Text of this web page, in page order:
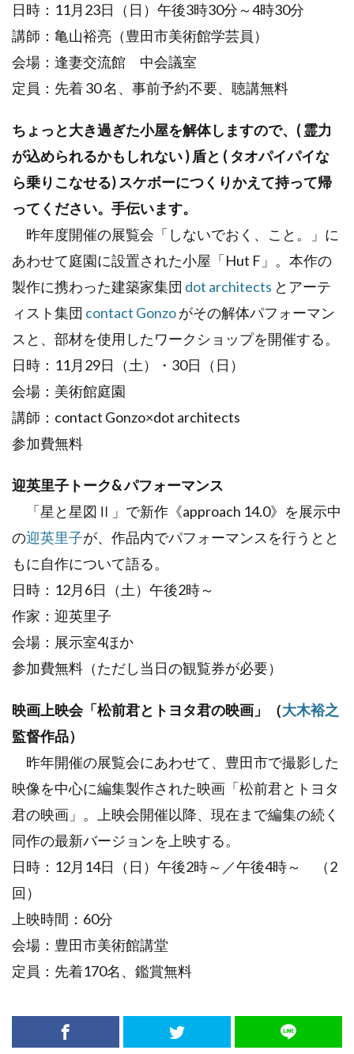
日時：11月23日（日）午後3時30分～4時30分
講師：亀山裕亮（豊田市美術館学芸員）
会場：逢妻交流館 中会議室
定員：先着 30 名、事前予約不要、聴講無料
ちょっと大き過ぎた小屋を解体しますので、( 霊力
が込められるかもしれない ) 盾と ( タオパイパイな
ら乗りこなせる) スケボーにつくりかえて持って帰
ってください。手伝います。
昨年度開催の展覧会「しないでおく、こと。」に
あわせて庭園に設置された小屋「Hut F」。本作の
製作に携わった建築家集団 dot architects とアーテ
ィスト集団 contact Gonzoがその解体パフォーマン
スと、部材を使用したワークショップを開催する。
日時：11月29日（土）・30日（日）
会場：美術館庭園
講師：contact Gonzo×dot architects
参加費無料
迎英里子トーク& パフォーマンス
「星と星図Ⅱ」で新作《approach 14.0》を展示中
の迎英里子が、作品内でパフォーマンスを行うとと
もに自作について語る。
日時：12月6日（土）午後2時～
作家：迎英里子
会場：展示室4ほか
参加費無料（ただし当日の観覧券が必要）
映画上映会「松前君とトヨタ君の映画」（大木裕之
監督作品）
昨年開催の展覧会にあわせて、豊田市で撮影した
映像を中心に編集製作された映画「松前君とトヨタ
君の映画」。上映会開催以降、現在まで編集の続く
同作の最新バージョンを上映する。
日時：12月14日（日）午後2時～／午後4時～ （2
回）
上映時間：60分
会場：豊田市美術館講堂
定員：先着170名、鑑賞無料